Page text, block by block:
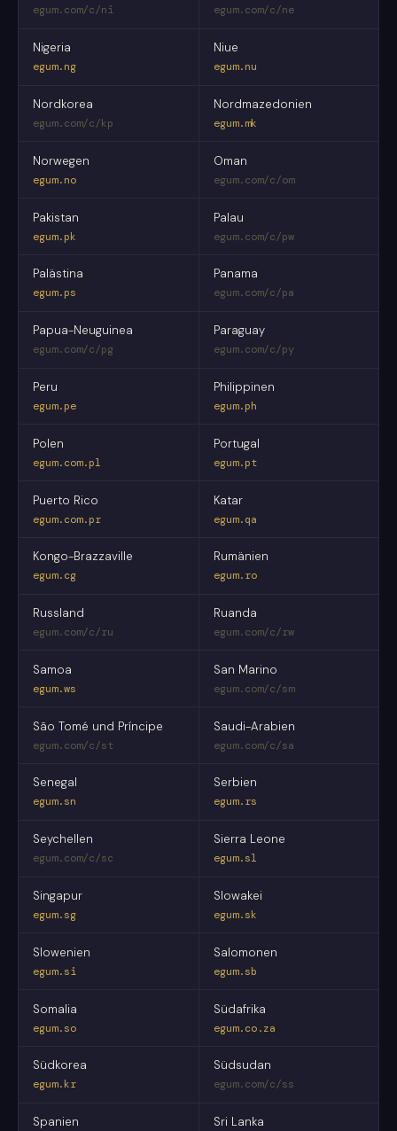
egum.com/c/ni egum.com/c/ne
Nigeria
egum.ng
Niue
egum.nu
Nordkorea
egum.com/c/kp
Nordmazedonien
egum.mk
Norwegen
egum.no
Oman
egum.com/c/om
Pakistan
egum.pk
Palau
egum.com/c/pw
Palästina
egum.ps
Panama
egum.com/c/pa
Papua-Neuguinea
egum.com/c/pg
Paraguay
egum.com/c/py
Peru
egum.pe
Philippinen
egum.ph
Polen
egum.com.pl
Portugal
egum.pt
Puerto Rico
egum.com.pr
Katar
egum.qa
Kongo-Brazzaville
egum.cg
Rumänien
egum.ro
Russland
egum.com/c/ru
Ruanda
egum.com/c/rw
Samoa
egum.ws
San Marino
egum.com/c/sm
São Tomé und Príncipe
egum.com/c/st
Saudi-Arabien
egum.com/c/sa
Senegal
egum.sn
Serbien
egum.rs
Seychellen
egum.com/c/sc
Sierra Leone
egum.sl
Singapur
egum.sg
Slowakei
egum.sk
Slowenien
egum.si
Salomonen
egum.sb
Somalia
egum.so
Südafrika
egum.co.za
Südkorea
egum.kr
Südsudan
egum.com/c/ss
Spanien Sri Lanka